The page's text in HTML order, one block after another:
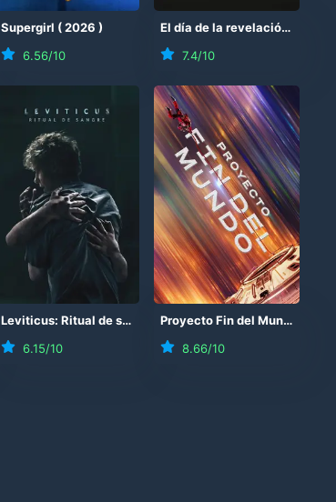
Supergirl (2026 )
6.56/10
El día de la revelación
7.4/10
Leviticus: Ritual de sangre (2026)
6.15/10
Proyecto Fin del Mundo
8.66/10